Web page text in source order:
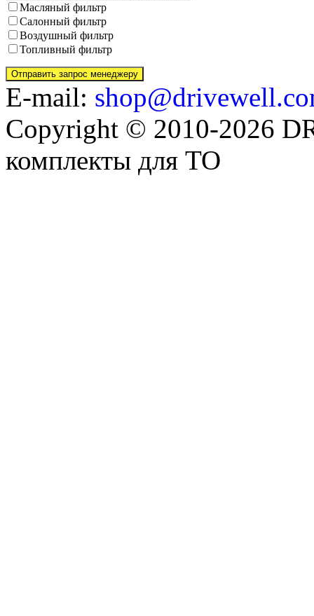
Масляный фильтр
Салонный фильтр
Воздушный фильтр
Топливный фильтр
E-mail:
Copyright © 2010-2026
комплекты для ТО